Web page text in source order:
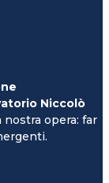
Niccolò
opera: far